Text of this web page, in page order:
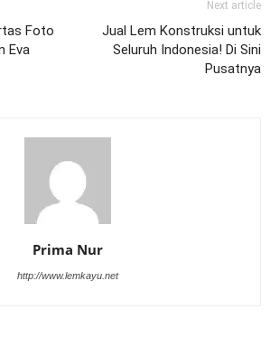
Foto
Eva
Next article
Jual Lem Konstruksi untuk
Seluruh Indonesia! Di Sini
Pusatnya
Prima Nur
http://www.lemkayu.net